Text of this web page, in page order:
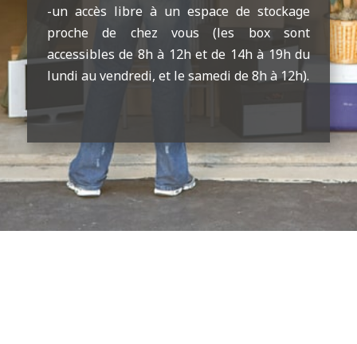
-un accès libre à un espace de stockage
proche de chez vous (les box sont
accessibles de 8h à 12h et de 14h à 19h du
lundi au vendredi, et le samedi de 8h à 12h).